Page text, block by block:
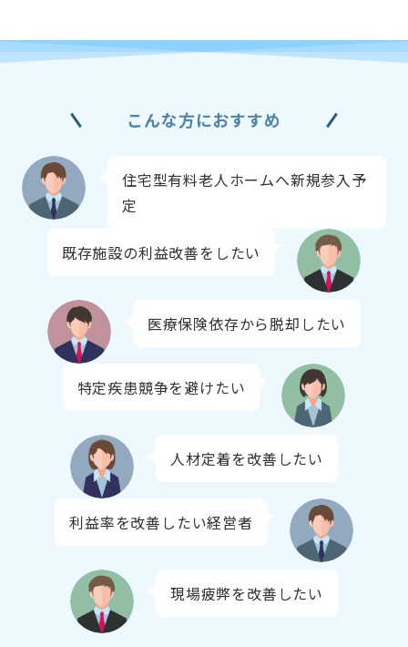
こんな方におすすめ
住宅型有料老人ホームへ新規参入予
定
既存施設の利益改善をしたい
医療保険依存から脱却したい
特定疾患競争を避けたい
人材定着を改善したい
利益率を改善したい経営者
現場疲弊を改善したい